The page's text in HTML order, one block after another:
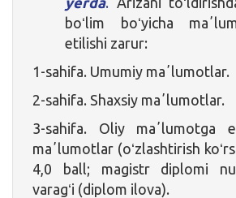
boʻlim boʻyicha
etilishi zarur:
1-sahifa. Umumiy maʼlumotlar.
2-sahifa. Shaxsiy maʼlumotlar.
3-sahifa. Oliy maʼlumotga
maʼlumotlar (oʻzlashtirish
4,0 ball; magistr diplomi
varagʻi (diplom ilova).